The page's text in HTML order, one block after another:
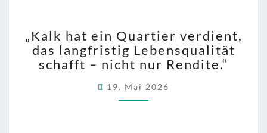
HAT
EIN
QUARTIER
DAS
LANGFRISTIG
„Kalk hat ein Quartier verdient,
das langfristig Lebensqualität
schafft – nicht nur Rendite.“
19. Mai 2026